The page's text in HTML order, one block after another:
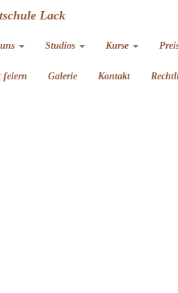
Lack
Studios Kurse
feiern Galerie Kontakt